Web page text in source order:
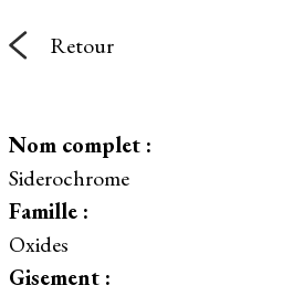
Retour
Nom complet :
Siderochrome
Famille :
Oxides
Gisement :